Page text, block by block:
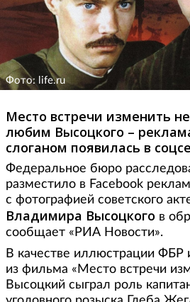
Фото: life.ru
Место встречи изменить
любим Высоцкого –
слоганом появилась в
Федеральное бюро
разместило в Facebook
с фотографией советского
Владимира Высоцкого в
сообщает «РИА Новости».
В качестве иллюстрации ФБР
из фильма «Место встречи
Высоцкий сыграл роль